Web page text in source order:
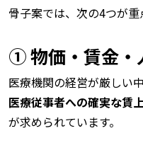
骨子案では、次の4つが重
① 物価・賃金・
医療機関の経営が厳しい中
医療従事者への確実な賃
が求められています。